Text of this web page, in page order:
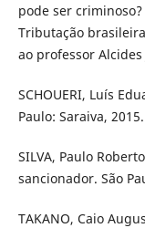
pode ser criminoso?
Tributação
ao professor Alcides
SCHOUERI, Luí­s
Paulo: Saraiva, 2015.
SILVA, Paulo
sancionador. São
TAKANO, Caio